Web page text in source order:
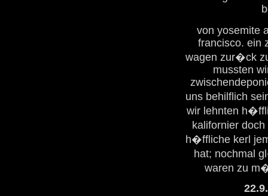
von yosemite
francisco. ein
wagen zur�ck
mussten
uns behilflich
wir lehnten
kalifornier
h�ffliche kerl
hat; nochmal
waren zu